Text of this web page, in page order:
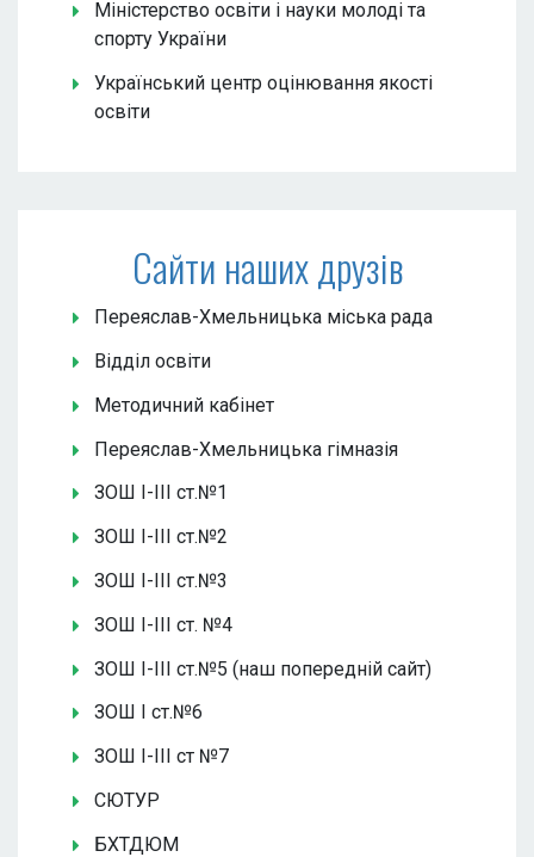
Міністерство освіти і науки молоді та
спорту України
Український центр оцінювання якості
освіти
Сайти наших друзів
Переяслав-Хмельницька міська рада
Відділ освіти
Методичний кабінет
Переяслав-Хмельницька гімназія
ЗОШ І-ІІІ ст.№1
ЗОШ І-ІІІ ст.№2
ЗОШ І-ІІІ ст.№3
ЗОШ І-ІІІ ст. №4
ЗОШ І-ІІІ ст.№5 (наш попередній сайт)
ЗОШ І ст.№6
ЗОШ І-ІІІ ст №7
СЮТУР
БХТДЮМ